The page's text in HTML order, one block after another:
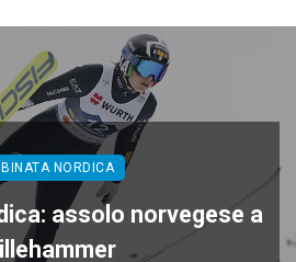
NORDICA
assolo norvegese a